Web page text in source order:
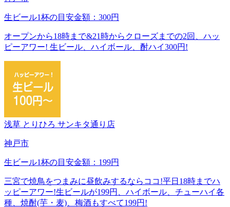
生ビール1杯の目安金額：300円
オープンから18時まで&21時からクローズまでの2回、ハッ
ピーアワー! 生ビール、ハイボール、酎ハイ300円!
浅草 とりひろ サンキタ通り店
神戸市
生ビール1杯の目安金額：199円
三宮で焼鳥をつまみに昼飲みするならココ!平日18時までハ
ッピーアワー!生ビールが199円、ハイボール、チューハイ各
種、焼酎(芋・麦)、梅酒もすべて199円!